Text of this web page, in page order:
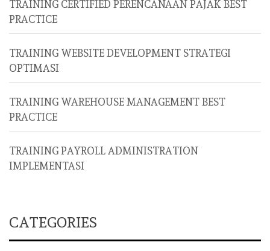
TRAINING CERTIFIED PERENCANAAN PAJAK BEST
PRACTICE
TRAINING WEBSITE DEVELOPMENT STRATEGI
OPTIMASI
TRAINING WAREHOUSE MANAGEMENT BEST
PRACTICE
TRAINING PAYROLL ADMINISTRATION
IMPLEMENTASI
CATEGORIES